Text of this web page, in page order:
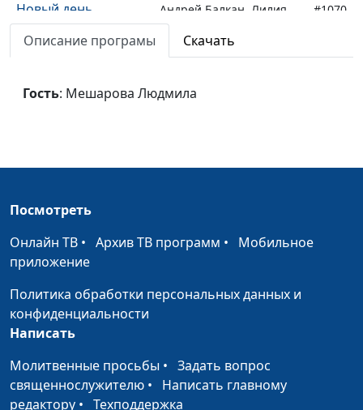
Новый день
Андрей Балкан, Лилия
Носова
#1070
Андрей Балкан, Лилия
#1069
В молитве
Андрей Балкан, Лилия
#1067
Иду к Тебе
Носова
Я ждал тебя
Людям нужен Бог
Андрей Балкан, Лилия
Благодарим Тебя
Андрей Балкан, Лилия
Носова
Описание програмы Скачать
Гость: Мешарова Людмила
Посмотреть
Онлайн ТВ • Архив ТВ программ • Мобильное
приложение
Политика обработки персональных данных и
конфиденциальности
Написать
Молитвенные просьбы • Задать вопрос
священнослужителю • Написать главному
редактору • Техподдержка